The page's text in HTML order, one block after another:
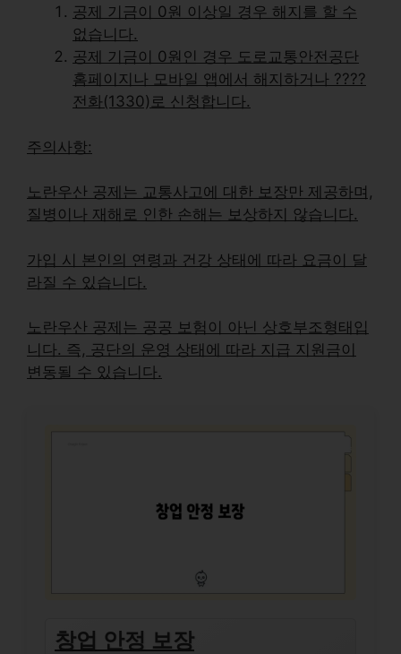
공제 기금이 0원 이상일 경우 해지를 할 수
없습니다.
공제 기금이 0원인 경우 도로교통안전공단
홈페이지나 모바일 앱에서 해지하거나 ????
전화(1330)로 신청합니다.
주의사항:
노란우산 공제는 교통사고에 대한 보장만 제공하며,
질병이나 재해로 인한 손해 는 보상하지 않습니다.
가입 시 본인의 연령과 건강 상태 에 따라 요금이 달
라질 수 있습니다.
노란우산 공제는 공공 보험이 아닌 상호부조형태 입
니다. 즉, 공단의 운영 상태에 따라 지급 지원금이
변동될 수 있습니다.
창업 안정 보장